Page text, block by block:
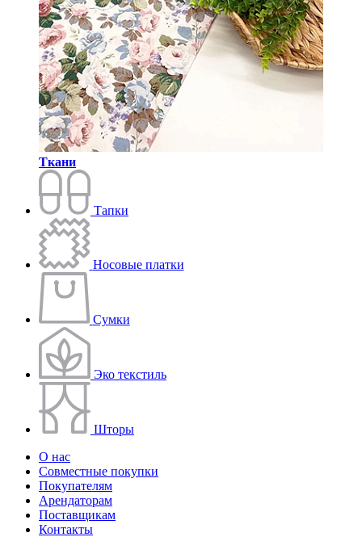
Ткани
Тапки
Носовые платки
Сумки
Эко текстиль
Шторы
О нас
Совместные покупки
Покупателям
Арендаторам
Поставщикам
Контакты